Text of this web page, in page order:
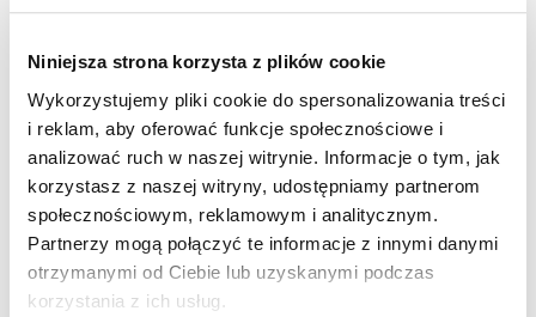
Niniejsza strona korzysta z plików cookie
Wykorzystujemy pliki cookie do spersonalizowania treści
i reklam, aby oferować funkcje społecznościowe i
analizować ruch w naszej witrynie. Informacje o tym, jak
korzystasz z naszej witryny, udostępniamy partnerom
społecznościowym, reklamowym i analitycznym.
Partnerzy mogą połączyć te informacje z innymi danymi
otrzymanymi od Ciebie lub uzyskanymi podczas
korzystania z ich usług.
Ferie w górach, czy na nad morzem?
LICZY SIĘ PEWNOŚĆ, ŻE WSZYSTKO DZIAŁA
Czy jesteś gotów na zimową podróż? Upewnij się,
że Twoje Volvo jest w pełni sprawne i przygotowane
na drogę. Skorzystaj z naszej wyjątkowej oferty
kontroli Volvo za 79 zł brutto i ciesz się bezpieczną
i komfortową podróżą.